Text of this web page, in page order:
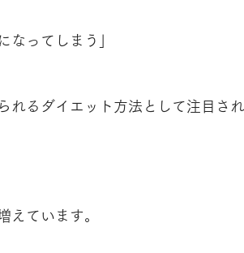
なってしまう」
れるダイエット方法として注目され
えています。